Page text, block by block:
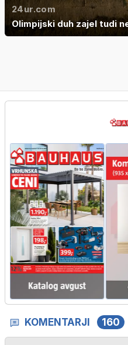
24ur.com
Olimpijski duh zajel tudi
KOMENTARJI 160